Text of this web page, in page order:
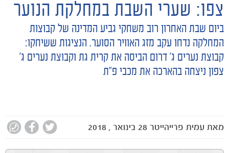
חדשות
צפו: שערי השבת במחלקת הנוער
ביום שבת האחרון רוב משחקי גביע המדינה של קבוצות
המחלקה נדחו עקב מזג האוויר הסוער. הנציגות ששיחקו:
קבוצת נערים ג׳ דרום הביסה את קרית גת וקבוצת נערים ג׳
צפון ניצחה בהארכה את מכבי פ״ת
מאת עמית פרייהייטר 28 בינואר , 2018